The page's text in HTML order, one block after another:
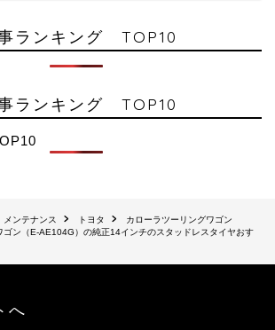
ランキング TOP10
ランキング TOP10
メンテナンス トヨタ
カローラツーリングワゴン
ゴン（E-AE104G）の純正14インチのスタッドレスタイヤおす
へ